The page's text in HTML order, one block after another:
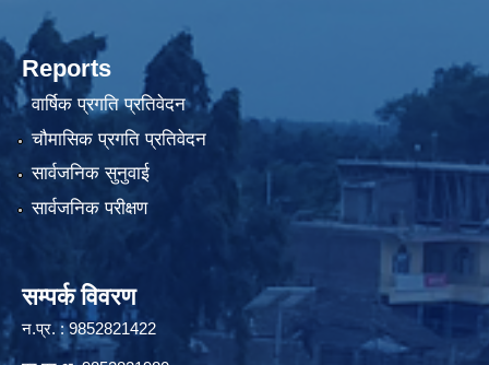
Reports
वार्षिक प्रगति प्रतिवेदन
चौमासिक प्रगति प्रतिवेदन
सार्वजनिक सुनुवाई
सार्वजनिक परीक्षण
सम्पर्क विवरण
न.प्र. : 9852821422